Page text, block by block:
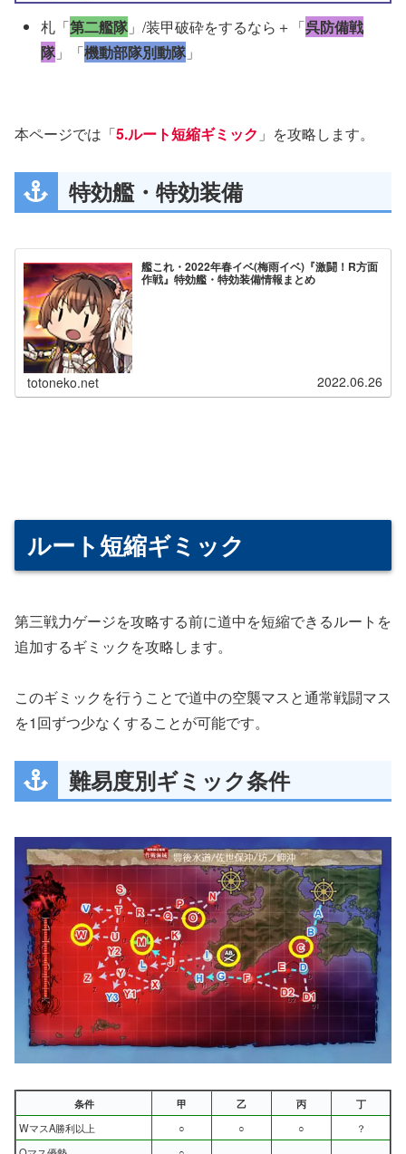
札「第二艦隊」/装甲破砕をするなら＋「呉防備戦
隊」「機動部隊別動隊」
本ページでは「5.ルート短縮ギミック 」を攻略します。
特効艦・特効装備
艦これ・2022年春イベ(梅雨イベ)『激闘！R方面
作戦』特効艦・特効装備情報まとめ
totoneko.net 2022.06.26
ルート短縮ギミック
第三戦力ゲージを攻略する前に道中を短縮できるルートを
追加するギミックを攻略します。
このギミックを行うことで道中の空襲マスと通常戦闘マス
を1回ずつ少なくすることが可能です。
難易度別ギミック条件
条件 甲 乙 丙
丁
WマスA勝利以上
○ ○ ○
？